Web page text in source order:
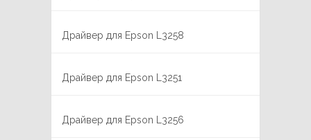
Драйвер для Epson L3258
Драйвер для Epson L3251
Драйвер для Epson L3256